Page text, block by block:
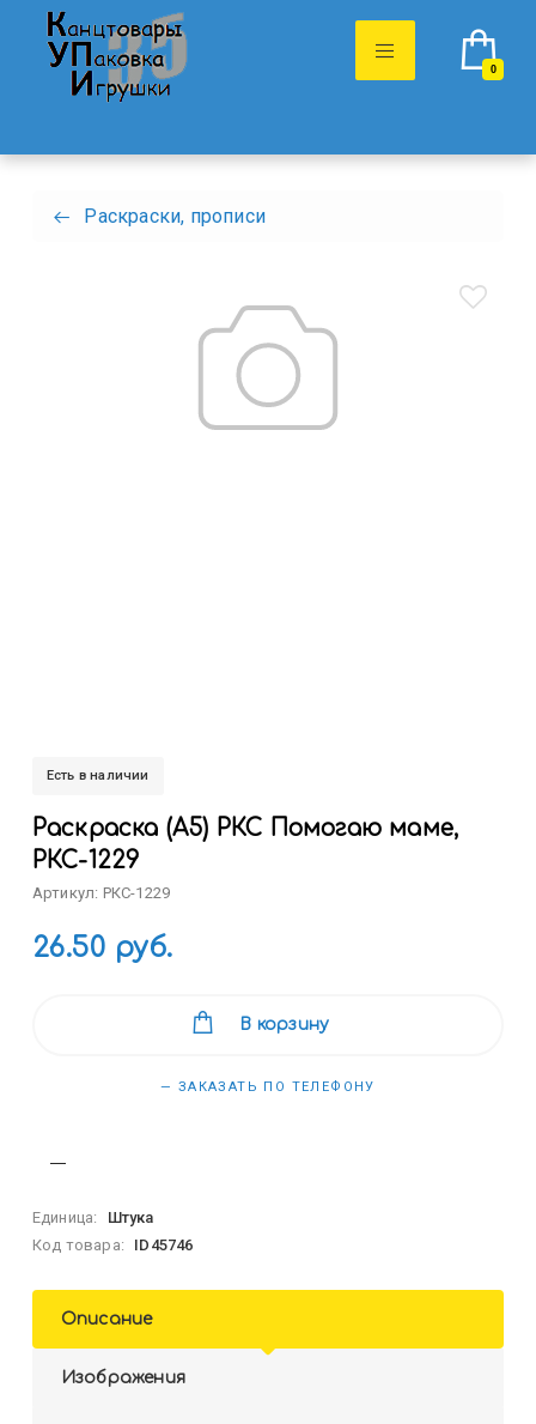
0
Раскраски, прописи
Есть в наличии
Раскраска (А5) РКС Помогаю маме,
РКС-1229
Артикул: РКС-1229
26.50 руб.
В корзину
— ЗАКАЗАТЬ ПО ТЕЛЕФОНУ
Единица:
Штука
Код товара:
ID45746
Описание
Изображения